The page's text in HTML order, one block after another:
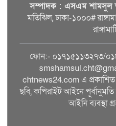
সম্পাদক : এসএম শামসুল
মতিঝিল, ঢাকা-১০০০#
ফোন:- ০১৭১৫১১৩২৭৩/
chtnews24.com এ
ছবি, কপিরাইট আইনে পূর্বানুমতি
আইনি ব্যবস্থা